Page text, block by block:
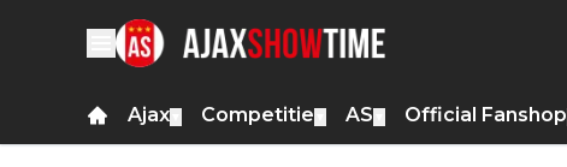
Ajax Competitie AS Official Fanshop